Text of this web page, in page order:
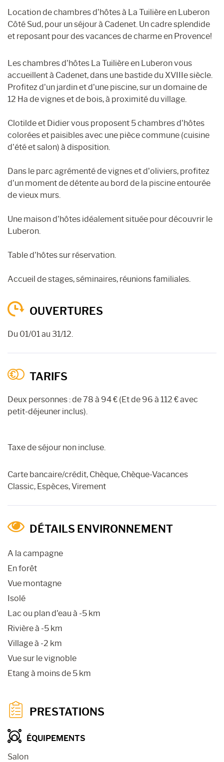
Location de chambres d’hôtes à La Tuilière en Luberon
Côté Sud, pour un séjour à Cadenet. Un cadre splendide
et reposant pour des vacances de charme en Provence!
Les chambres d’hôtes La Tuilière en Luberon vous
accueillent à Cadenet, dans une bastide du XVIIIe siècle.
Profitez d’un jardin et d’une piscine, sur un domaine de
12 Ha de vignes et de bois, à proximité du village.
Clotilde et Didier vous proposent 5 chambres d’hôtes
colorées et paisibles avec une pièce commune (cuisine
d’été et salon) à disposition.
Dans le parc agrémenté de vignes et d’oliviers, profitez
d’un moment de détente au bord de la piscine entourée
de vieux murs.
Une maison d’hôtes idéalement située pour découvrir le
Luberon.
Table d’hôtes sur réservation.
Accueil de stages, séminaires, réunions familiales.
OUVERTURES
Du 01/01 au 31/12.
TARIFS
Deux personnes : de 78 à 94 € (Et de 96 à 112 € avec
petit-déjeuner inclus).
Taxe de séjour non incluse.
Carte bancaire/crédit, Chèque, Chèque-Vacances
Classic, Espèces, Virement
DÉTAILS ENVIRONNEMENT
A la campagne
En forêt
Vue montagne
Isolé
Lac ou plan d'eau à -5 km
Rivière à -5 km
Village à -2 km
Vue sur le vignoble
Etang à moins de 5 km
PRESTATIONS
ÉQUIPEMENTS
Salon